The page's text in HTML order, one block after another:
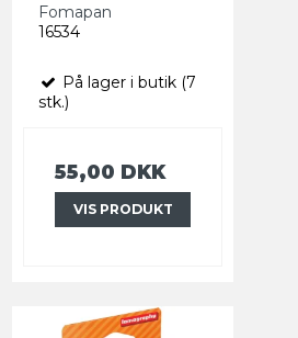
Fomapan
16534
På lager i butik (7
stk.)
55,00 DKK
VIS PRODUKT